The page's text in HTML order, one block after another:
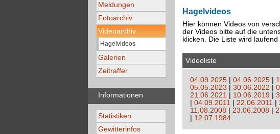
Meldungen
Fotoarchiv
Videoarchiv
Hagelvideos
Galerien
Zeitraffer
Informationen
Statistiken
Gewitterinfos
Hagelvideos
Hier können Videos von
der Videos bitte auf die
klicken. Die Liste wird
Videoliste
04.09.2025 | 04.06.2025 |
05.05.2023 | 30.06.2022 |
21.06.2021 | 10.06.2019 |
| 04.09.2011 | 22.06.2011 |
11.08.2008 | 23.06.2008 |
| 12.07.1984